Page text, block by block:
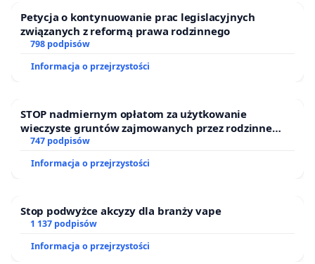
Petycja o kontynuowanie prac legislacyjnych
związanych z reformą prawa rodzinnego
798 podpisów
Informacja o przejrzystości
STOP nadmiernym opłatom za użytkowanie
wieczyste gruntów zajmowanych przez rodzinne
ogrody działkowe.
747 podpisów
Informacja o przejrzystości
Stop podwyżce akcyzy dla branży vape
1 137 podpisów
Informacja o przejrzystości